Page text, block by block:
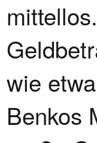
wie
Benkos